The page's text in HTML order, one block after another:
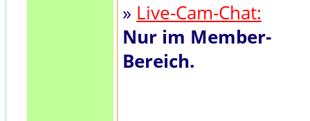
» Live-Cam-Chat:
Nur im Member-
Bereich.